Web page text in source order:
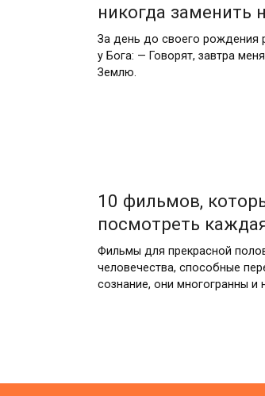
никогда заменить
За день до своего рождения
у Бога: — Говорят, завтра
Землю.
10 фильмов,
посмотреть
Фильмы для прекрасной
человечества, способные
сознание, они многогранны и